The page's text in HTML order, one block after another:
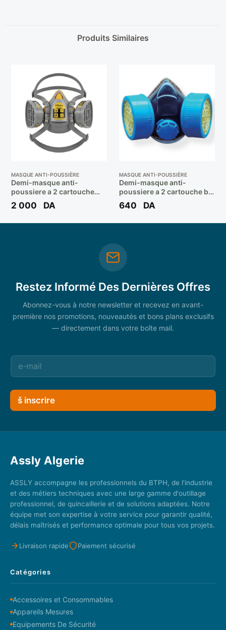
Produits Similaires
MASQUE ANTI-POUSSIÈRE
Demi-masque anti-
poussiere a 2 cartouche
Réf: 60014** FIXTOP
2 000 DA
MASQUE ANTI-POUSSIÈRE
Demi-masque anti-
poussiere a 2 cartouche bt-
9302 ** BERENT
640 DA
Restez Informé Des Dernières Offres
Abonnez-vous à notre newsletter et recevez en avant-
première nos promotions, nouveautés et bons plans exclusifs
— directement dans votre boîte mail.
š inscrire
Assly Algerie
ASSLY accompagne les professionnels du BTPH, de l'industrie
et des métiers techniques avec une large gamme d'outillage
professionnel, de quincaillerie et de solutions adaptées. Notre
équipe met son expertise à votre service pour garantir qualité,
délais maîtrisés et performance optimale pour tous vos projets.
Livraison rapide Paiement sécurisé
Catégories
Accessoires et Consommables
Appareils Mesures
Equipements De Sécurité